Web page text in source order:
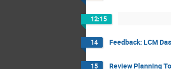
12:15
14 Feedback: LCM
15 Review Planning